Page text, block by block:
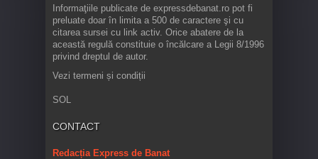
Informaţiile publicate de expressdebanat.ro pot fi
preluate doar în limita a 500 de caractere şi cu
citarea sursei cu link activ. Orice abatere de la
această regulă constituie o încălcare a Legii 8/1996
privind dreptul de autor.
Vezi termeni și condiții
SOL
CONTACT
Redacția Express de Banat